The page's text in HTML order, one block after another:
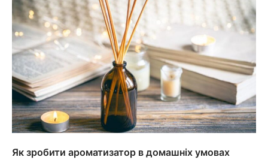
Як зробити ароматизатор в домашніх умовах